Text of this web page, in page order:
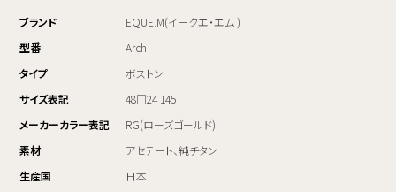
ブランド
EQUE.M(イークエ・エム )
型番
Arch
タイプ
ボストン
サイズ表記
48□24 145
メーカーカラー表記
RG(ローズゴールド)
素材
アセテート、純チタン
生産国
日本